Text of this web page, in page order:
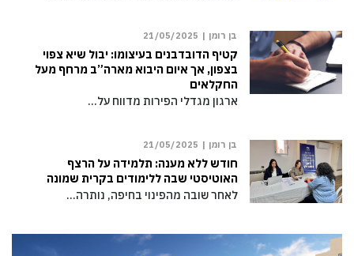
בן רומן | 21/05/2025
קטיף הדובדבנים בעיצומו: יבול שיא צפוי
בצפון, אך איום היבוא מארה”ב מרחף מעל
החקלאים
ארגון מגדלי הפירות מדווח על…
בן רומן | 21/05/2025
חודש ללא מענה: תלמידה על הרצף
האוטיסטי שבה ללימודים בקרית שמונה
לאחר שובה מהפינוי בחיפה, נותרה…